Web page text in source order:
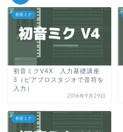
初音ミク
初音ミクV4X 入力基礎講座
3（ピアプロスタジオで音符を
入力）
2016年9月29日
初音ミク